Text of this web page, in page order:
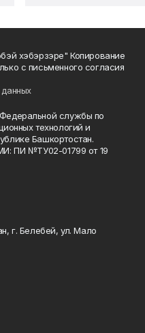
хэбэрзэре" Копирование
с письменного согласия
службы по
технологий и
Башкортостан.
ПИ №ТУ02-01799 от 19
г. Белебей, ул. Мало